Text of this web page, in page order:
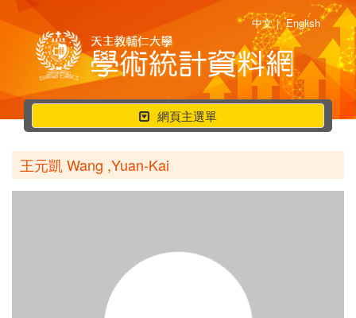
中文 | English
行
動
選
單
網頁主選單
王元凱 Wang ,Yuan-Kai